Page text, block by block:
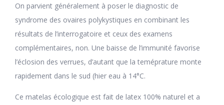
On parvient généralement à poser le diagnostic de
syndrome des ovaires polykystiques en combinant les
résultats de l’interrogatoire et ceux des examens
complémentaires, non. Une baisse de l’immunité favorise
l’éclosion des verrues, d’autant que la teméprature monte
rapidement dans le sud (hier eau à 14°C.
Ce matelas écologique est fait de latex 100% naturel et a